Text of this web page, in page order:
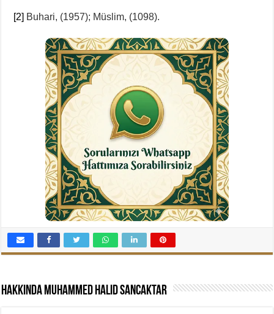
[2] Buhari, (1957); Müslim, (1098).
Hakkında Muhammed Halid Sancaktar